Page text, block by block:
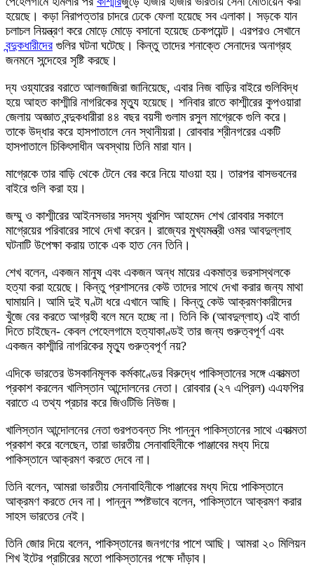
হয়েছে। কড়া নিরাপত্তার চাদরে ঢেকে ফেলা হয়েছে সব এলাকা। সড়কে যান
চলাচল নিয়ন্ত্রণ করে মোড়ে মোড়ে বসানো হয়েছে চেকপয়েন্ট। এরপরও সেখানে
বন্দুকধারীদেরগুলির ঘটনা ঘটেছে। কিন্তু তাদের শনাক্তে সেনাদের অনাগ্রহ
জনমনে সন্দেহের সৃষ্টি করছে।
দ্য ওয়্যারের বরাতে আলজাজিরা জানিয়েছে, এবার নিজ বাড়ির বাইরে গুলিবিদ্ধ
হয়ে আহত কাশ্মীরি নাগরিকের মৃত্যু হয়েছে। শনিবার রাতে কাশ্মীরের কুপওয়ারা
জেলায় অজ্ঞাত বন্দুকধারীরা ৪৪ বছর বয়সী গুলাম রসুল মাগ্রেকে গুলি করে।
তাকে উদ্ধার করে হাসপাতালে নেন স্থানীয়রা। রোববার শ্রীনগরের একটি
হাসপাতালে চিকিৎসাধীন অবস্থায় তিনি মারা যান।
মাগ্রেকে তার বাড়ি থেকে টেনে বের করে নিয়ে যাওয়া হয়। তারপর বাসভবনের
বাইরে গুলি করা হয়।
জম্মু ও কাশ্মীরের আইনসভার সদস্য খুরশিদ আহমেদ শেখ রোববার সকালে
মাগ্রেয়ের পরিবারের সাথে দেখা করেন। রাজ্যের মুখ্যমন্ত্রী ওমর আবদুল্লাহ
ঘটনাটি উপেক্ষা করায় তাকে এক হাত নেন তিনি।
শেখ বলেন, একজন মানুষ এবং একজন অন্ধ মায়ের একমাত্র ভরসাস্থলকে
হত্যা করা হয়েছে। কিন্তু প্রশাসনের কেউ তাদের সাথে দেখা করার জন্য মাথা
ঘামায়নি। আমি দুই ঘণ্টা ধরে এখানে আছি। কিন্তু কেউ আক্রমণকারীদের
খুঁজে বের করতে আগ্রহী বলে মনে হচ্ছে না। তিনি কি (আবদুল্লাহ) এই বার্তা
দিতে চাইছেন- কেবল পেহেলগামে হত্যাকাণ্ডই তার জন্য গুরুত্বপূর্ণ এবং
একজন কাশ্মীরি নাগরিকের মৃত্যু গুরুত্বপূর্ণ নয়?
এদিকে ভারতের উসকানিমূলক কর্মকাণ্ডের বিরুদ্ধে পাকিস্তানের সঙ্গে একাত্মতা
প্রকাশ করলেন খালিস্তান আন্দোলনের নেতা। রোববার (২৭ এপ্রিল) এএফপির
বরাতে এ তথ্য প্রচার করে জিওটিভি নিউজ।
খালিস্তান আন্দোলনের নেতা গুরপতবন্ত সিং পান্নুন পাকিস্তানের সাথে একাত্মতা
প্রকাশ করে বলেছেন, তারা ভারতীয় সেনাবাহিনীকে পাঞ্জাবের মধ্য দিয়ে
পাকিস্তানে আক্রমণ করতে দেবে না।
তিনি বলেন, আমরা ভারতীয় সেনাবাহিনীকে পাঞ্জাবের মধ্য দিয়ে পাকিস্তানে
আক্রমণ করতে দেব না। পান্নুন স্পষ্টভাবে বলেন, পাকিস্তানে আক্রমণ করার
সাহস ভারতের নেই।
তিনি জোর দিয়ে বলেন, পাকিস্তানের জনগণের পাশে আছি। আমরা ২০ মিলিয়ন
শিখ ইটের প্রাচীরের মতো পাকিস্তানের পক্ষে দাঁড়াব।